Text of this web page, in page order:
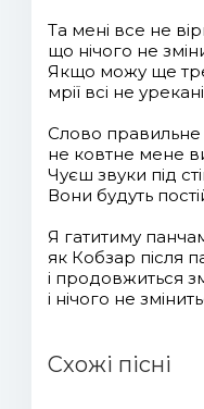
Та мені все не
що нічого не
Якщо можу ще
мрії всі не
Слово правильне
не ковтне мене
Чуєш звуки під
Вони будуть
Я гатитиму
як Кобзар після
і продовжиться
і нічого не
Схожі пісні